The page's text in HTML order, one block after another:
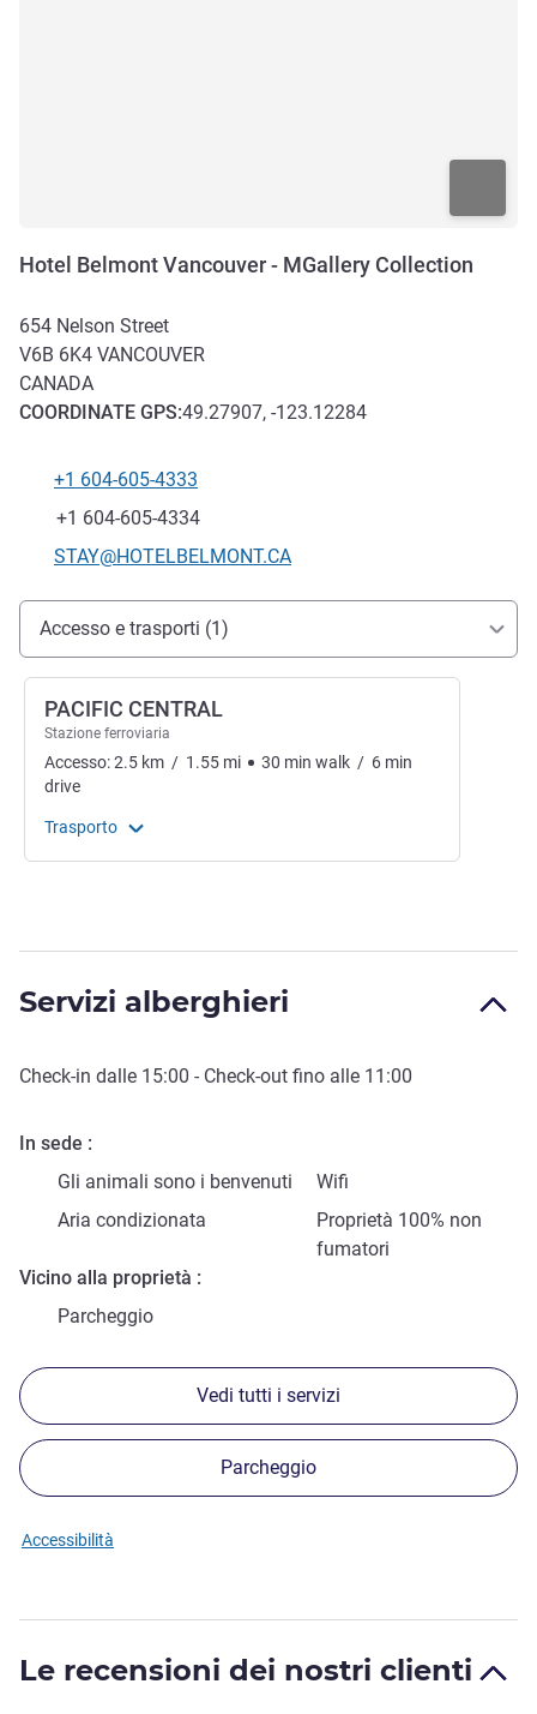
Hotel Belmont Vancouver - MGallery Collection
654 Nelson Street
V6B 6K4 VANCOUVER
CANADA
COORDINATE GPS:49.27907, -123.12284
Telefono
+1 604-605-4333
Fax
+1 604-605-4334
E-mail di contatto
STAY@HOTELBELMONT.CA
Accesso e trasporti
Accesso e trasporti (1)
PACIFIC CENTRAL
Stazione ferroviaria
Accesso:2.5 km / 1.55 mi 30 min walk / 6 min
drive
Trasporto
Servizi alberghieri
Check-in dalle 15:00 - Check-out fino alle 11:00
In sede
Gli animali sono i benvenuti
Wifi
Aria condizionata
Proprietà 100% non
fumatori
Vicino alla proprietà
Parcheggio
Vedi tutti i servizi
Parcheggio
Accessibilità
Le recensioni dei nostri clienti